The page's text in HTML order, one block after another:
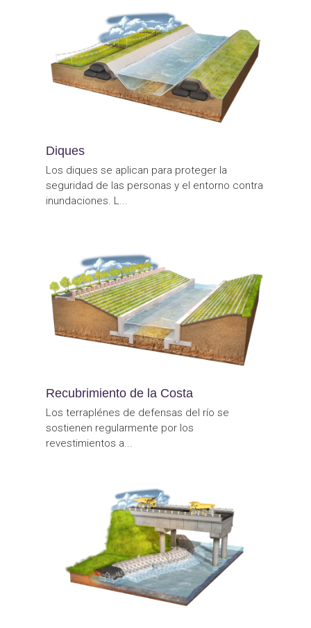
Diques
Los diques se aplican para proteger la
seguridad de las personas y el entorno contra
inundaciones. L...
Recubrimiento de la Costa
Los terraplénes de defensas del río se
sostienen regularmente por los
revestimientos a...